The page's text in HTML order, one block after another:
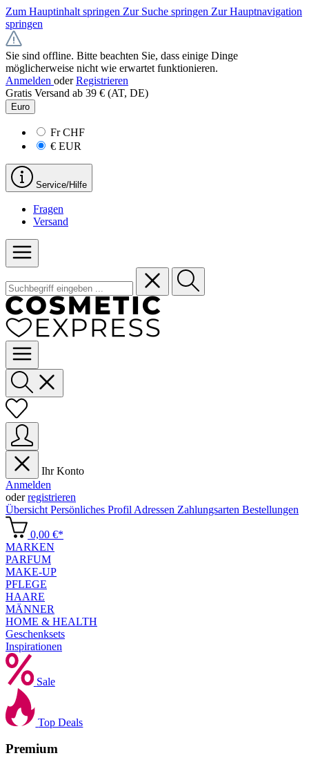
Zum Hauptinhalt springen Zur Suche springen Zur Hauptnavigation
springen
Sie sind offline. Bitte beachten Sie, dass einige Dinge
möglicherweise nicht wie erwartet funktionieren.
Anmelden oder Registrieren
Gratis Versand ab 39 € (AT, DE)
Euro
FrCHF
€ EUR
Service/Hilfe
Fragen
Versand
Ihr Konto
Anmelden
oderregistrieren
Übersicht Persönliches Profil Adressen Zahlungsarten Bestellungen
0,00 €*
MARKEN
PARFUM
MAKE-UP
PFLEGE
HAARE
MÄNNER
HOME & HEALTH
Geschenksets
Inspirationen
Sale
Top Deals
Premium